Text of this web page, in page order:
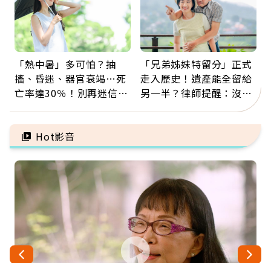
「熱中暑」多可怕？抽
搐、昏迷、器官衰竭…死
亡率達30％！別再迷信
5招才能真救命
「兄弟姊妹特留分」正式
走入歷史！遺產能全留給
另一半？律師提醒：沒做
Hot影音